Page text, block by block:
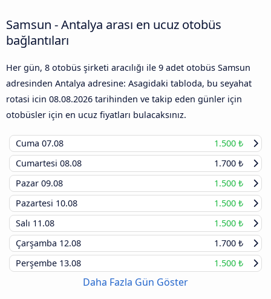
Samsun - Antalya arası en ucuz otobüs
bağlantıları
Her gün, 8 otobüs şirketi aracılığı ile 9 adet otobüs Samsun
adresinden Antalya adresine: Asagidaki tabloda, bu seyahat
rotasi icin 08.08.2026 tarihinden ve takip eden günler için
otobüsler için en ucuz fiyatları bulacaksınız.
Cuma 07.08
1.500 ₺
Cumartesi 08.08
1.700 ₺
Pazar 09.08
1.500 ₺
Pazartesi 10.08
1.500 ₺
Salı 11.08
1.500 ₺
Çarşamba 12.08
1.700 ₺
Perşembe 13.08 1.500 ₺
Daha Fazla Gün Göster